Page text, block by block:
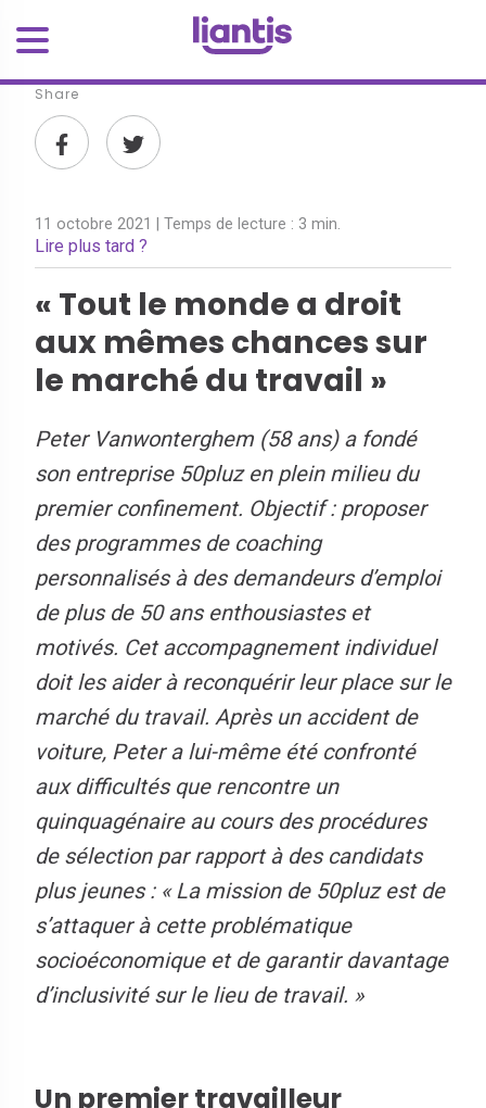
Share
11 octobre 2021 | Temps de lecture : 3 min.
Lire plus tard ?
« Tout le monde a droit
aux mêmes chances sur
le marché du travail »
Peter Vanwonterghem (58 ans) a fondé
son entreprise 50pluz en plein milieu du
premier confinement. Objectif : proposer
des programmes de coaching
personnalisés à des demandeurs d’emploi
de plus de 50 ans enthousiastes et
motivés. Cet accompagnement individuel
doit les aider à reconquérir leur place sur le
marché du travail. Après un accident de
voiture, Peter a lui-même été confronté
aux difficultés que rencontre un
quinquagénaire au cours des procédures
de sélection par rapport à des candidats
plus jeunes : « La mission de 50pluz est de
s’attaquer à cette problématique
socioéconomique et de garantir davantage
d’inclusivité sur le lieu de travail. »
Un premier travailleur